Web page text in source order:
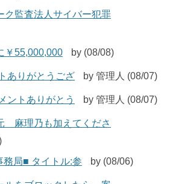
ク監査法人サイバー犯罪
￥55,000,000
by (08/08)
ありがとうござ by 管理人 (08/07)
ントありがとう by 管理人 (08/07)
麻理乃も加えてくださ
務局■ タイトル:参
by (08/06)